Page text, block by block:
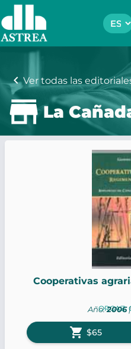
chevron_leftVer todas las
La
Cooperativas
ORGAZ,
Año:2006|
shopping_cart $65